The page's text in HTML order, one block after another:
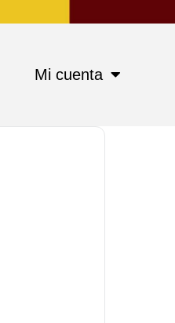
Mi cuenta